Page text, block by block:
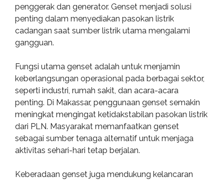
penggerak dan generator. Genset menjadi solusi
penting dalam menyediakan pasokan listrik
cadangan saat sumber listrik utama mengalami
gangguan.
Fungsi utama genset adalah untuk menjamin
keberlangsungan operasional pada berbagai sektor,
seperti industri, rumah sakit, dan acara-acara
penting. Di Makassar, penggunaan genset semakin
meningkat mengingat ketidakstabilan pasokan listrik
dari PLN. Masyarakat memanfaatkan genset
sebagai sumber tenaga alternatif untuk menjaga
aktivitas sehari-hari tetap berjalan.
Keberadaan genset juga mendukung kelancaran